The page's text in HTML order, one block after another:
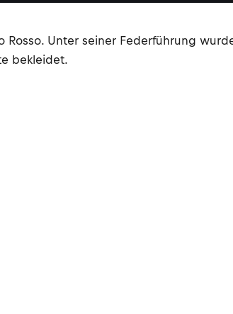
Unter seiner Federführung
bekleidet.